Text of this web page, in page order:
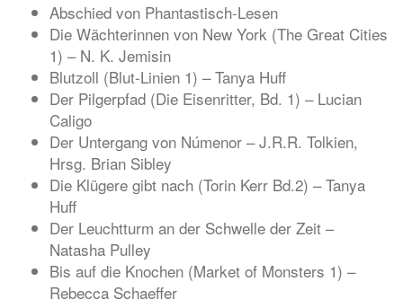
Abschied von Phantastisch-Lesen
Die Wächterinnen von New York (The Great Cities
1) – N. K. Jemisin
Blutzoll (Blut-Linien 1) – Tanya Huff
Der Pilgerpfad (Die Eisenritter, Bd. 1) – Lucian
Caligo
Der Untergang von Númenor – J.R.R. Tolkien,
Hrsg. Brian Sibley
Die Klügere gibt nach (Torin Kerr Bd.2) – Tanya
Huff
Der Leuchtturm an der Schwelle der Zeit –
Natasha Pulley
Bis auf die Knochen (Market of Monsters 1) –
Rebecca Schaeffer